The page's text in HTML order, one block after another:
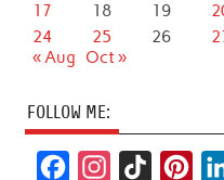
17
18 19
24
25 26
« Aug
Oct »
FOLLOW ME: